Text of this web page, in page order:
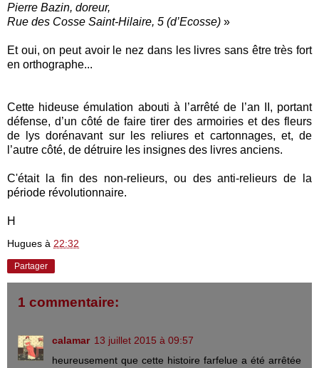
Pierre Bazin, doreur,
Rue des Cosse Saint-Hilaire, 5 (d’Ecosse) »
Et oui, on peut avoir le nez dans les livres sans être très fort
en orthographe...
Cette hideuse émulation abouti à l’arrêté de l’an II, portant
défense, d’un côté de faire tirer des armoiries et des fleurs
de lys dorénavant sur les reliures et cartonnages, et, de
l’autre côté, de détruire les insignes des livres anciens.
C'était la fin des non-relieurs, ou des anti-relieurs de la
période révolutionnaire.
H
Hugues à 22:32
Partager
1 commentaire:
calamar 13 juillet 2015 à 09:57
heureusement que cette histoire farfelue a été arrêtée